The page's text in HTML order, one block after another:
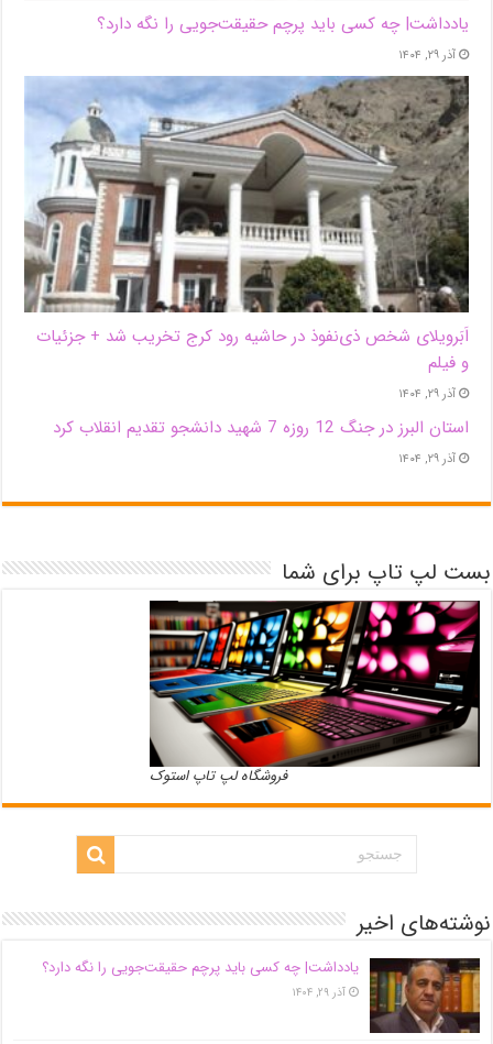
یادداشت| ‌چه کسی باید پرچم حقیقت‌جویی را نگه دارد؟
آذر ۲۹, ۱۴۰۴
اَبَر‌ویلای شخص ذی‌نفوذ در حاشیه‌ رود کرج تخریب شد + جزئیات
و فیلم
آذر ۲۹, ۱۴۰۴
استان البرز در جنگ 12 روزه 7 شهید دانشجو تقدیم انقلاب کرد
آذر ۲۹, ۱۴۰۴
بست لپ تاپ برای شما
فروشگاه لپ تاپ استوک
نوشته‌های اخیر
یادداشت| ‌چه کسی باید پرچم حقیقت‌جویی را نگه دارد؟
آذر ۲۹, ۱۴۰۴